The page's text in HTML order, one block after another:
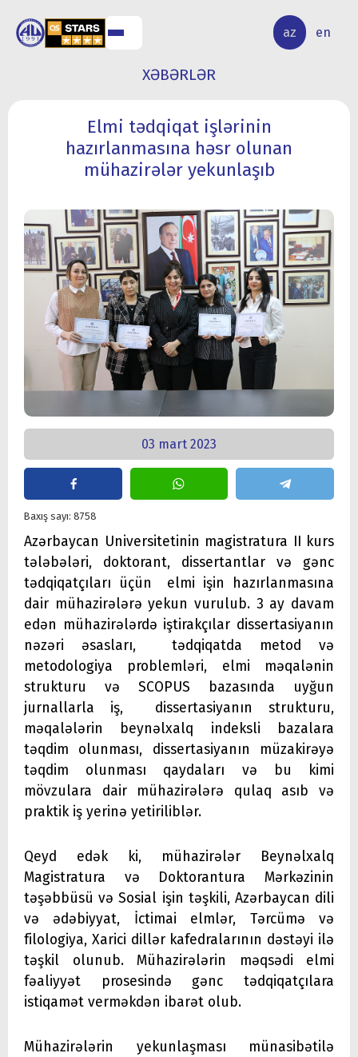
az en
ELMİ
TƏDQİQAT
XƏBƏRLƏR
Elmi tədqiqat işlərinin
hazırlanmasına həsr olunan
mühazirələr yekunlaşıb
03 mart 2023
Baxış sayı: 8758
Azərbaycan Universitetinin magistratura II kurs
tələbələri, doktorant, dissertantlar və gənc
tədqiqatçıları üçün elmi işin hazırlanmasına
dair mühazirələrə yekun vurulub. 3 ay davam
edən mühazirələrdə iştirakçılar dissertasiyanın
nəzəri əsasları, tədqiqatda metod və
metodologiya problemləri, elmi məqalənin
strukturu və SCOPUS bazasında uyğun
jurnallarla iş, dissertasiyanın strukturu,
məqalələrin beynəlxalq indeksli bazalara
təqdim olunması, dissertasiyanın müzakirəyə
təqdim olunması qaydaları və bu kimi
mövzulara dair mühazirələrə qulaq asıb və
praktik iş yerinə yetiriliblər.
Qeyd edək ki, mühazirələr Beynəlxalq
Magistratura və Doktorantura Mərkəzinin
təşəbbüsü və Sosial işin təşkili, Azərbaycan dili
və ədəbiyyat, İctimai elmlər, Tərcümə və
filologiya, Xarici dillər kafedralarının dəstəyi ilə
təşkil olunub. Mühazirələrin məqsədi elmi
fəaliyyət prosesində gənc tədqiqatçılara
istiqamət verməkdən ibarət olub.
Mühazirələrin yekunlaşması münasibətilə